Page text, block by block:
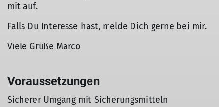
mit auf.
Falls Du Interesse hast, melde Dich gerne bei mir.
Viele Grüße Marco
Voraussetzungen
Sicherer Umgang mit Sicherungsmitteln